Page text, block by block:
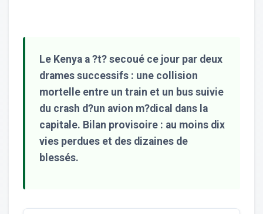
Le Kenya a ?t? secoué ce jour par deux
drames successifs : une collision
mortelle entre un train et un bus suivie
du crash d?un avion m?dical dans la
capitale. Bilan provisoire : au moins dix
vies perdues et des dizaines de
blessés.